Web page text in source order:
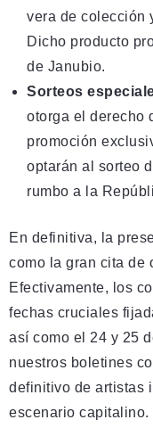
vera de colección
Dicho producto
de Janubio.
Sorteos
otorga el derecho
promoción
optarán al sorteo
rumbo a la
En definitiva, la
como la gran cita de
Efectivamente, los
fechas cruciales
así como el 24 y 25
nuestros boletines
definitivo de artistas
escenario capitalino.